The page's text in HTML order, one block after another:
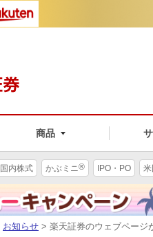
商品
国内株式 かぶミニ® IPO・PO
お知らせ > 楽天証券のウェブページ